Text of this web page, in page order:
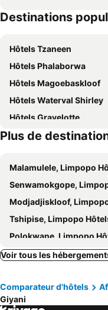
Destinations
Hôtels Tzaneen
Hôtels Phalaborwa
Hôtels Magoebaskloof
Hôtels Waterval Shirley
Hôtels Gravelotte
Plus de
Malamulele, Limpopo
Senwamokgope, Limpopo
Modjadjiskloof, Limpopo
Tshipise, Limpopo
Polokwane, Limpopo
Mokopane, Limpopo
Magoebaskloof, Limpopo
Vivo, Limpopo Hôtels
Voir tous les
Comparateur d'hôtels
Giyani